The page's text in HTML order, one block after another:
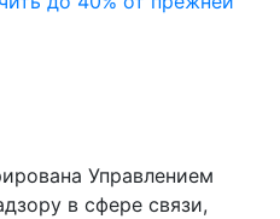
Управлением
в сфере связи,